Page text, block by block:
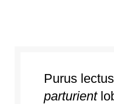
Purus
parturient